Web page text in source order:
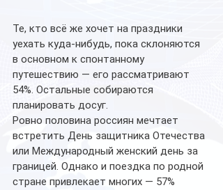
Те, кто всё же хочет на праздники
уехать куда-нибудь, пока склоняются
в основном к спонтанному
путешествию — его рассматривают
54%. Остальные собираются
планировать досуг.
Ровно половина россиян мечтает
встретить День защитника Отечества
или Международный женский день за
границей. Однако и поездка по родной
стране привлекает многих — 57%